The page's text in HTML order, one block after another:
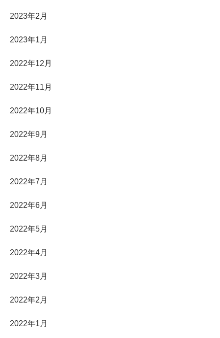
2023年2月
2023年1月
2022年12月
2022年11月
2022年10月
2022年9月
2022年8月
2022年7月
2022年6月
2022年5月
2022年4月
2022年3月
2022年2月
2022年1月